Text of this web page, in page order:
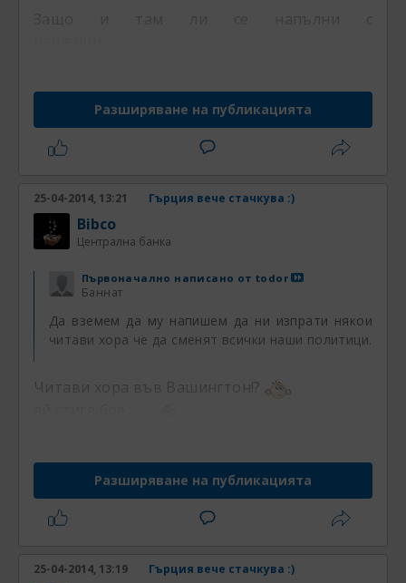
Защо и там ли се напълни с
Разширяване на публикацията
25-04-2014, 13:21 Гърция вече стачкува :)
Bibco
Централна банка
Първоначално написано отtodor
Баннат
Да вземем да му напишем да ни изпрати някои
читави хора че да сменят всички наши политици.
Читави хора във Вашингтон!?
Разширяване на публикацията
25-04-2014, 13:19 Гърция вече стачкува :)